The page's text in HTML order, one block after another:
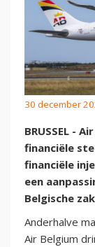
30 december
BRUSSEL -
financiële
financiële
een
Belgische
Anderhalve
Air Belgium